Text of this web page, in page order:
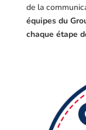
de la
équipes du
chaque étape